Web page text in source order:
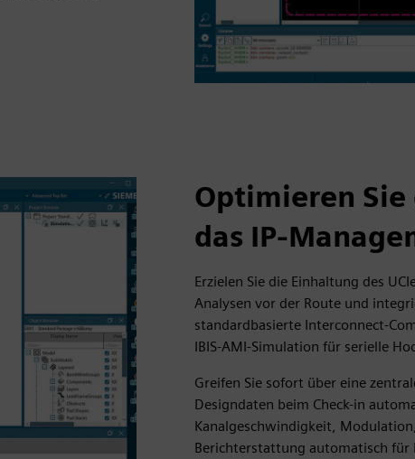
Optimieren Sie
das IP-
Erzielen Sie die Einhaltung des
Analysen vor der Route und
standardbasierte Interconnect-
IBIS-AMI-Simulation für serielle
Greifen Sie sofort über eine
Designdaten beim Check-in
Kanalgeschwindigkeit,
Berichterstattung automatisch für